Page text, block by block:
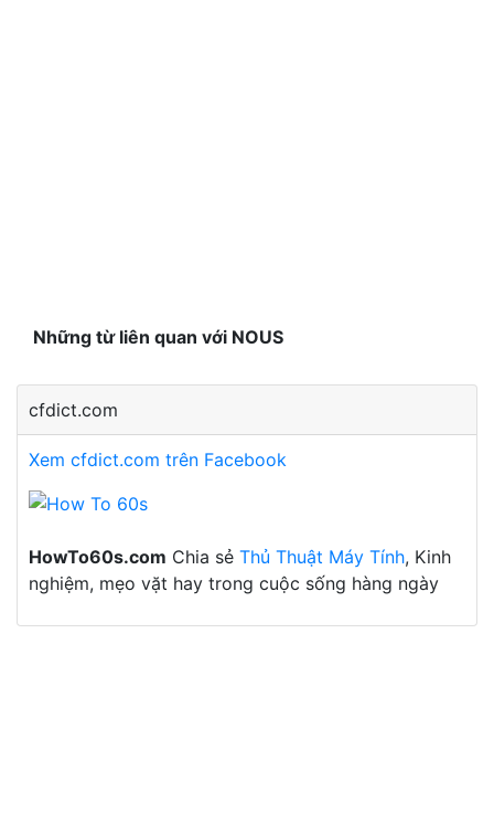
Những từ liên quan với NOUS
cfdict.com
Xem cfdict.com trên Facebook
HowTo60s.com Chia sẻ Thủ Thuật Máy Tính, Kinh
nghiệm, mẹo vặt hay trong cuộc sống hàng ngày